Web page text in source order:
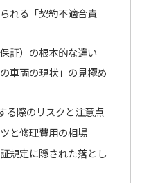
れる「契約不適合責
証）の根本的な違い
車両の現状」の見極め
る際のリスクと注意点
と修理費用の相場
規定に隠された落とし